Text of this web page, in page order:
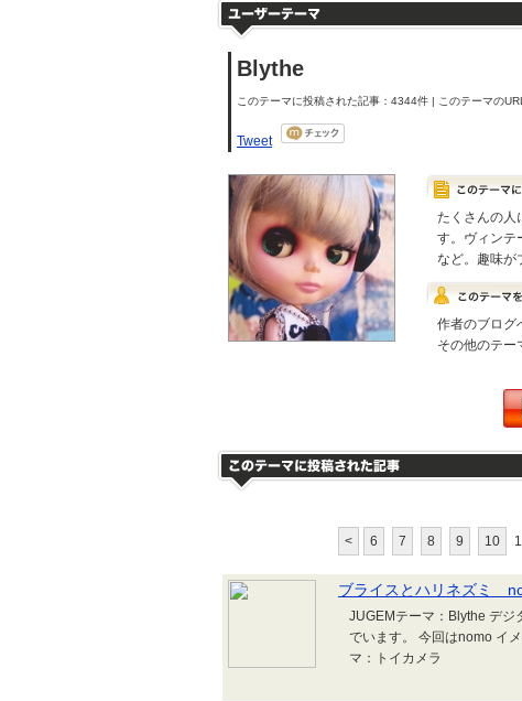
Blythe
このテーマに投稿された記事：4344件 | このテーマの
Tweet
たくさんの人
す。ヴィンテ
など。趣味が
作者のブログ
その他のテー
< 6 7 8 9 10
ブライスとハリネズミ
JUGEMテーマ：Blythe デジ
でいます。 今回はnomo イ
マ：トイカメラ